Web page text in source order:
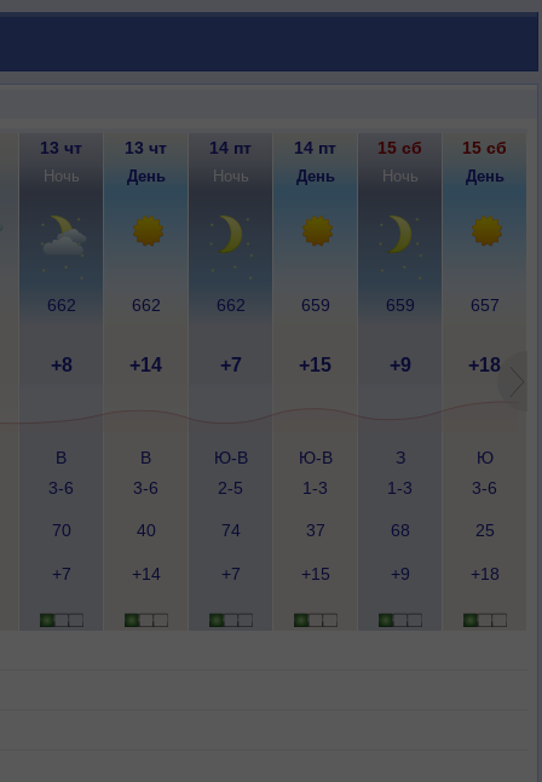
13 чт 13 чт 14 пт 14 пт 15 сб 15 сб
Ночь День Ночь День Ночь День
662 662 662 659 659 657
+8 +14 +7 +15 +9 +18
В
3-6
В
3-6
Ю-В
2-5
Ю-В
1-3
З
1-3
Ю
3-6
70 40 74 37 68 25
+7 +14 +7 +15 +9 +18